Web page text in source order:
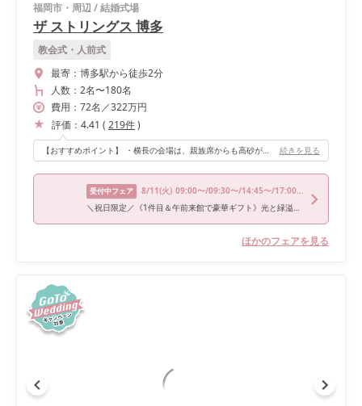
福岡市・周辺/結婚式場
ザ ストリングス 博多
教会式・人前式
最寄： 博多駅から徒歩2分
人数： 2名〜180名
費用： 72名 ／322万円
評価： 4.41 ( 219件)
【おすすめポイント】 ・横長の会場は、親族席からも高砂がよく見えるので、両親の嬉しいポイントだと思います。 ・高砂の後ろはガーデンになっており、自然な光が差し込んでいい雰囲気です。 ・演出も豪華で、再入場は圧巻だと思います。演出を見て即決しました。 続きを見る
受付中フェア 8/11(火) 09:00〜/09:30〜/14:45〜/17:00〜
＼祝日限定／《1件目＆午前来館で豪華ギフト》光と緑溢れる挙式
ほかのフェアを見る